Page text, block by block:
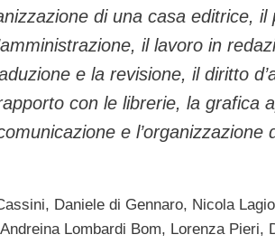
di una casa editrice, il
il lavoro in
e la revisione, il diritto
con le librerie, la grafica
e l’organizzazione
Daniele di Gennaro, Nicola
Lombardi Bom, Lorenza Pieri,